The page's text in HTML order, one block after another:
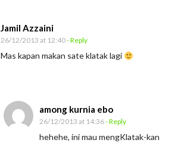
Jamil Azzaini
26/12/2013 at 12:40- Reply
Mas kapan makan sate klatak lagi
among kurnia ebo
26/12/2013 at 14:36- Reply
hehehe, ini mau mengKlatak-kan